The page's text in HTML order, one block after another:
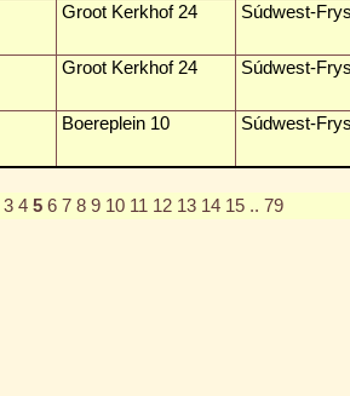
Groot Kerkhof 24 Súdwest-
Groot Kerkhof 24 Súdwest-
Boereplein 10 Súdwest-
3 4 5 6 7 8 9 10 11 12 13 14 15 .. 79